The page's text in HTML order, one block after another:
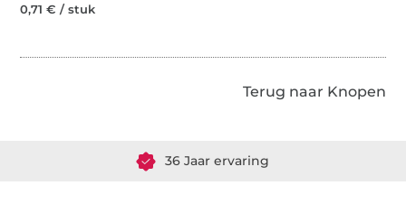
0,71 € / stuk
Terug naar Knopen
Meer dan 1.8 miljoen meter stof klaar voor verzending